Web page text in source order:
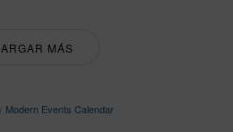
MÁS
Modern Events Calendar